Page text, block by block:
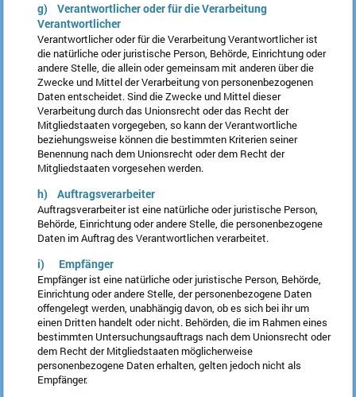
g) Verantwortlicher oder für die Verarbeitung
Verantwortlicher
Verantwortlicher oder für die Verarbeitung Verantwortlicher ist
die natürliche oder juristische Person, Behörde, Einrichtung oder
andere Stelle, die allein oder gemeinsam mit anderen über die
Zwecke und Mittel der Verarbeitung von personenbezogenen
Daten entscheidet. Sind die Zwecke und Mittel dieser
Verarbeitung durch das Unionsrecht oder das Recht der
Mitgliedstaaten vorgegeben, so kann der Verantwortliche
beziehungsweise können die bestimmten Kriterien seiner
Benennung nach dem Unionsrecht oder dem Recht der
Mitgliedstaaten vorgesehen werden.
h) Auftragsverarbeiter
Auftragsverarbeiter ist eine natürliche oder juristische Person,
Behörde, Einrichtung oder andere Stelle, die personenbezogene
Daten im Auftrag des Verantwortlichen verarbeitet.
i) Empfänger
Empfänger ist eine natürliche oder juristische Person, Behörde,
Einrichtung oder andere Stelle, der personenbezogene Daten
offengelegt werden, unabhängig davon, ob es sich bei ihr um
einen Dritten handelt oder nicht. Behörden, die im Rahmen eines
bestimmten Untersuchungsauftrags nach dem Unionsrecht oder
dem Recht der Mitgliedstaaten möglicherweise
personenbezogene Daten erhalten, gelten jedoch nicht als
Empfänger.